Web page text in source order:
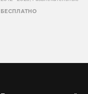
БЕСПЛАТНО